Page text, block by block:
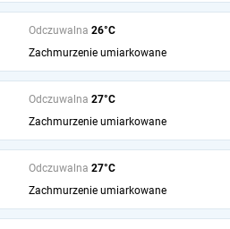
Odczuwalna 26°C
Zachmurzenie umiarkowane
Odczuwalna 27°C
Zachmurzenie umiarkowane
Odczuwalna 27°C
Zachmurzenie umiarkowane